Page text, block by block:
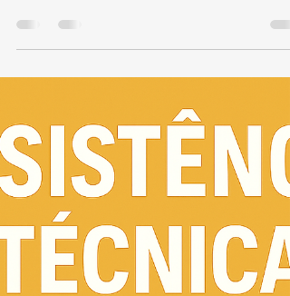
no seu aquecedor Komeco , chame a KOZ
Aquecedores , referência em conserto,
instalação e manutenção de aquecedores
Komeco .Oferecemos atendimento rápido,
originais , garantindo segurança e eficiência
total do seu equipamento. 🔧 Serviços
especializados no Pechincha Conserto de
aquecedores Komec